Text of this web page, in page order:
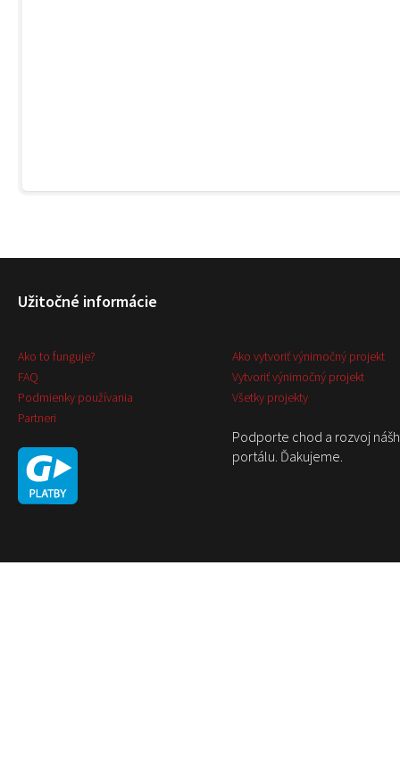
Užitočné informácie
Ako to funguje?
FAQ
Podmienky používania
Partneri
Ako vytvoriť výnimočný projekt
Vytvoriť výnimočný projekt
Všetky projekty
Podporte chod a rozvoj
portálu. Ďakujeme.